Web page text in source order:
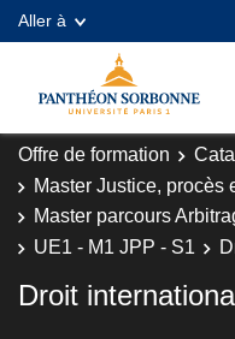
Aller à
Offre de formation
Master Justice, procès
Master parcours
UE1 - M1 JPP - S1
Droit